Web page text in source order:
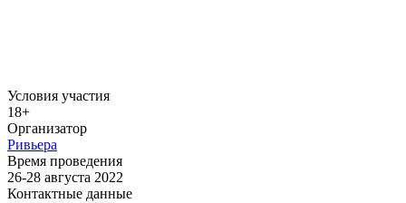
Условия участия
18+
Организатор
Ривьера
Время проведения
26-28 августа 2022
Контактные данные